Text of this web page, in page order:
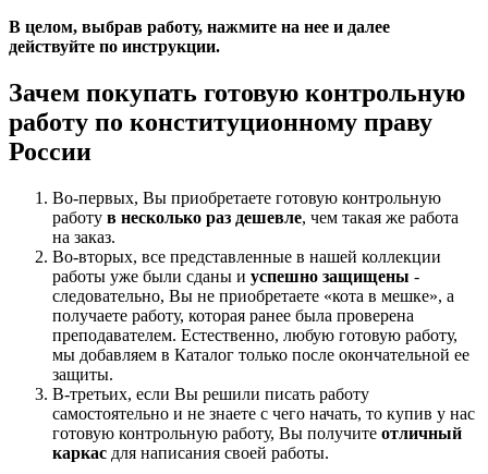
В целом, выбрав работу, нажмите на нее и далее
действуйте по инструкции.
Зачем покупать готовую контрольную
работу по конституционному праву
России
Во-первых, Вы приобретаете готовую контрольную
работу в несколько раз дешевле, чем такая же работа
на заказ.
Во-вторых, все представленные в нашей коллекции
работы уже были сданы и успешно защищены -
следовательно, Вы не приобретаете «кота в мешке», а
получаете работу, которая ранее была проверена
преподавателем. Естественно, любую готовую работу,
мы добавляем в Каталог только после окончательной ее
защиты.
В-третьих, если Вы решили писать работу
самостоятельно и не знаете с чего начать, то купив у нас
готовую контрольную работу, Вы получите отличный
каркас для написания своей работы.